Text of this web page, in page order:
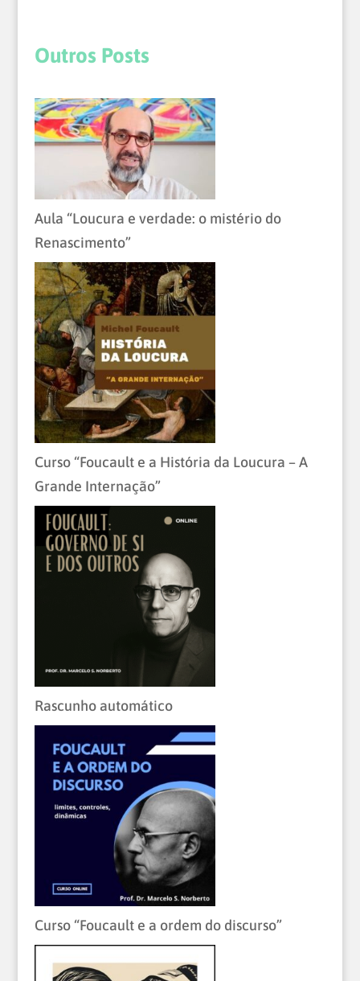
Outros Posts
Aula “Loucura e verdade: o mistério do
Renascimento”
Curso “Foucault e a História da Loucura – A
Grande Internação”
Rascunho automático
Curso “Foucault e a ordem do discurso”